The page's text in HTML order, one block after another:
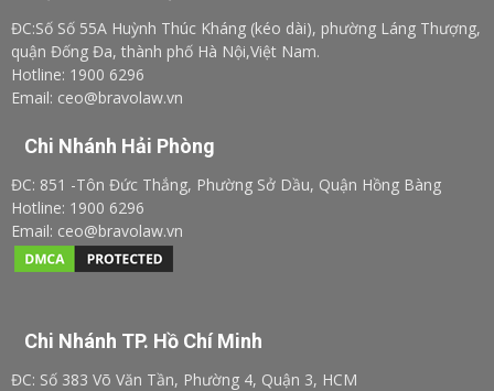
ĐC:Số Số 55A Huỳnh Thúc Kháng (kéo dài), phường Láng Thượng,
quận Đống Đa, thành phố Hà Nội,Việt Nam.
Hotline: 1900 6296
Email: ceo@bravolaw.vn
Chi Nhánh Hải Phòng
ĐC: 851 -Tôn Đức Thắng, Phường Sở Dầu, Quận Hồng Bàng
Hotline: 1900 6296
Email: ceo@bravolaw.vn
Chi Nhánh TP. Hồ Chí Minh
ĐC: Số 383 Võ Văn Tần, Phường 4, Quận 3, HCM